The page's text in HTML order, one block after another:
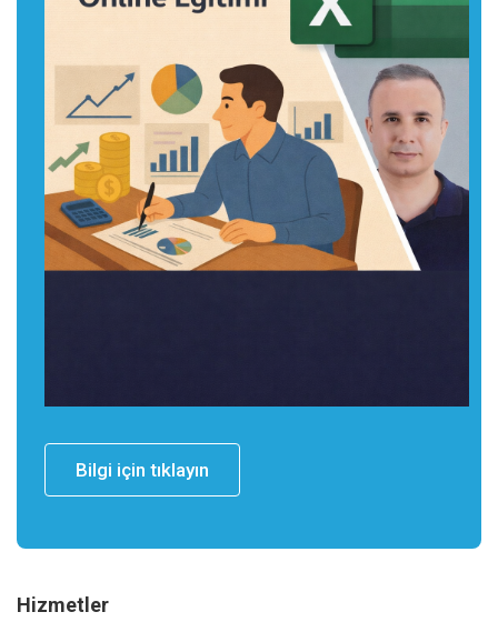
Bilgi için tıklayın
Hizmetler